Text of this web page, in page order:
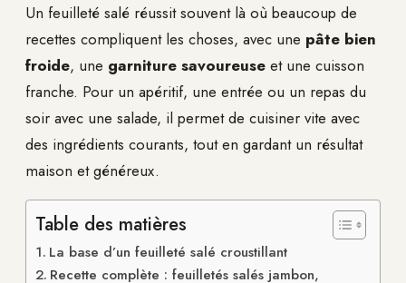
Un feuilleté salé réussit souvent là où beaucoup de
recettes compliquent les choses, avec une pâte bien
froide, une garniture savoureuse et une cuisson
franche. Pour un apéritif, une entrée ou un repas du
soir avec une salade, il permet de cuisiner vite avec
des ingrédients courants, tout en gardant un résultat
maison et généreux.
Table des matières
La base d’un feuilleté salé croustillant
Recette complète : feuilletés salés jambon,